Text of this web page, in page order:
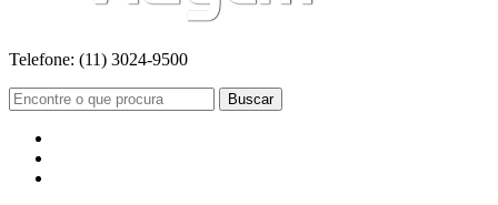
Telefone: (11) 3024-9500
Buscar